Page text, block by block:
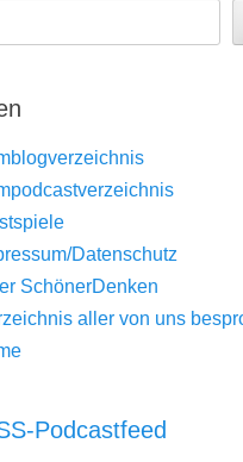
Datenschutz
SchönerDenken
aller von uns
Podcastfeed